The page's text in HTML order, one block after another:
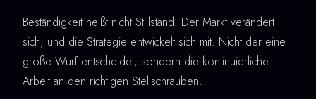
Beständigkeit heißt nicht Stillstand. Der Markt verändert
sich, und die Strategie entwickelt sich mit. Nicht der eine
große Wurf entscheidet, sondern die kontinuierliche
Arbeit an den richtigen Stellschrauben.